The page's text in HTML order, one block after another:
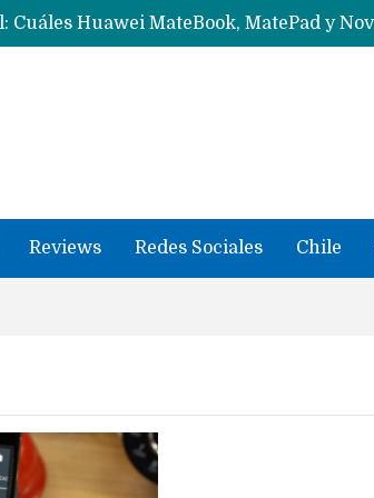
Reviews Redes Sociales Chile